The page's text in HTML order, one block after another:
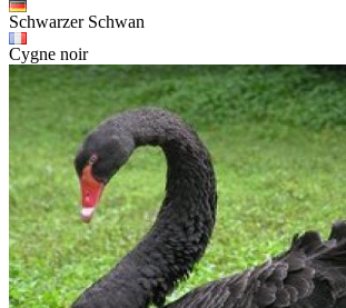
Schwarzer Schwan
Cygne noir